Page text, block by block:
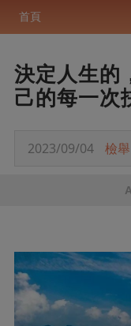
首頁
決定人生的
己的每一次
2023/09/04 檢舉